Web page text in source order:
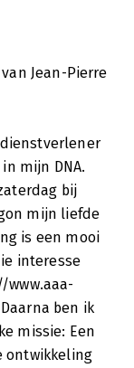
Jean-Pierre
mijn DNA.
bij
mijn liefde
is een mooi
interesse
ben ik
missie: Een
ontwikkeling